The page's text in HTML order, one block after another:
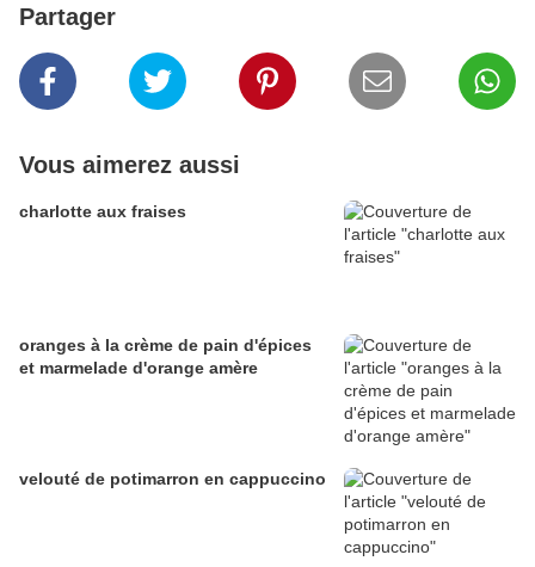
Partager
Vous aimerez aussi
charlotte aux fraises
oranges à la crème de pain d'épices
et marmelade d'orange amère
velouté de potimarron en cappuccino